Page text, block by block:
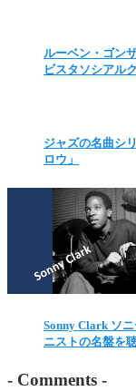
ルーベン・ゴン
ビスタソシアル
ジャズの名曲シ
ロウ」
Sonny Clark ソ
ニストの名盤を
- Comments -